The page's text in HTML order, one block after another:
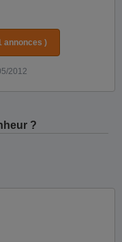
annonces )
2012
?